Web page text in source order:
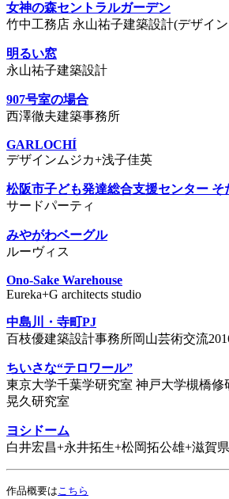
女神の森セントラルガーデン
竹中工務店 永山祐子建築設計(デザイ
明るい窓
永山祐子建築設計
907号室の場合
西澤徹夫建築事務所
GARLOCHÍ
デザインムジカ+浅子佳英
松阪市子ども発達総合支援センター そ
サードパーティ
みやがわベーグル
ルーヴィス
Ono-Sake Warehouse
Eureka+G architects studio
中島川・寺町PJ
百枝優建築設計事務所岡山芸術交流
ちいさな“テロワール”
東京大学千葉学研究室 神戸大学槻橋修
晃久研究室
ヨシドーム
白井宏昌+永井拓生+松岡拓公雄+滋賀
作品概要はこちら